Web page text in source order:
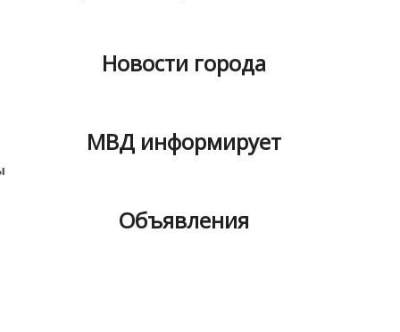
Новости города
МВД информирует
Объявления